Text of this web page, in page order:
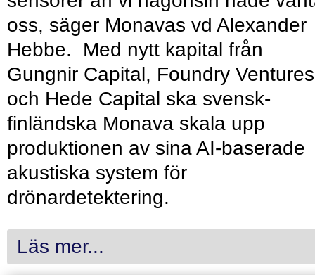
oss, säger Monavas vd Alexander
Hebbe. Med nytt kapital från
Gungnir Capital, Foundry Ventures
och Hede Capital ska svensk-
finländska Monava skala upp
produktionen av sina AI-baserade
akustiska system för
drönardetektering.
Läs mer...